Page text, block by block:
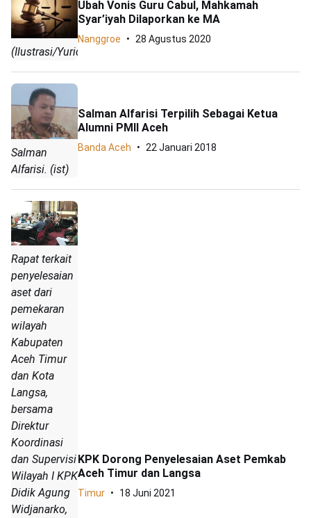
(Ilustrasi/Yuridis)
Ubah Vonis Guru Cabul, Mahkamah
Syar’iyah Dilaporkan ke MA
Nanggroe 28 Agustus 2020
Salman
Alfarisi. (ist)
Salman Alfarisi Terpilih Sebagai Ketua
Alumni PMII Aceh
Banda Aceh 22 Januari 2018
Rapat terkait
penyelesaian
aset dari
pemekaran
wilayah
Kabupaten
Aceh Timur
dan Kota
Langsa,
bersama
Direktur
Koordinasi
dan Supervisi
Wilayah I KPK
Didik Agung
Widjanarko,
KPK Dorong Penyelesaian Aset Pemkab
Aceh Timur dan Langsa
Timur 18 Juni 2021